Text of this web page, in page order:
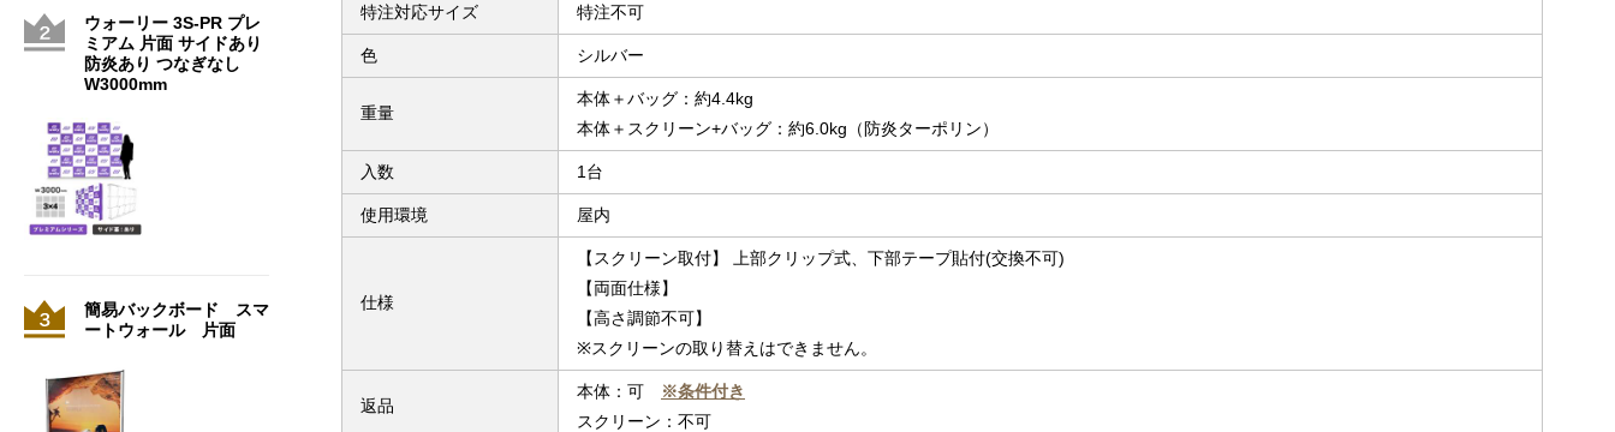
特注対応サイズ 特注不可
色 シルバー
重量
本体＋バッグ：約4.4kg
本体＋スクリーン+バッグ：約6.0kg（防炎ターポリン）
入数 1台
使用環境 屋内
仕様
【スクリーン取付】 上部クリップ式、下部テープ貼付(交換不可)
【両面仕様】
【高さ調節不可】
※スクリーンの取り替えはできません。
返品
本体：可
※条件付き
スクリーン：不可
ウォーリー 3S-PR プレ
ミアム 片面 サイドあり
防炎あり つなぎなし
W3000mm
簡易バックボード スマ
ートウォール 片面